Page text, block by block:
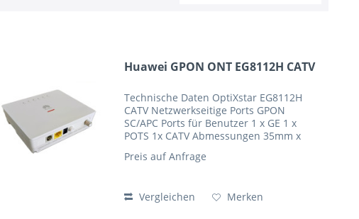
Huawei GPON ONT EG8112H CATV
Technische Daten OptiXstar EG8112H
CATV Netzwerkseitige Ports GPON
SC/APC Ports für Benutzer 1 x GE 1 x
POTS 1x CATV Abmessungen 35mm x
Betriebstemperatur 0°C bis 40°C Relative
Preis auf Anfrage
Vergleichen Merken